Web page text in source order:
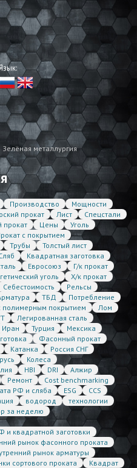
Зелёная металлургия
Производство
Мощности
прокат Лист
Спецстали
прокат Цены
Уголь
с покрытием
Трубы
Толстый лист
Квадратная заготовка
Евросоюз
Г/к прокат
уголь
Х/к прокат
Себестоимость
Рельсы
ТБД
Потребление
полимерным покрытием
Лом
Легированная сталь
Иран Турция
Мексика
Фасонный прокат
Катанка
Россия СНГ
Колеса
HBI DRI
Алжир
Ремонт
Cost benchmarking
РФ и сляба ESG
CCS
водород
технологии
за неделю
и квадратной заготовки
рынок фасонного проката
рынок арматуры
сортового проката
Квадрат